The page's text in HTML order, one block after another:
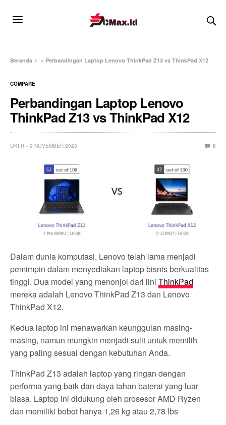
Beranda » Perbandingan Laptop Lenovo ThinkPad Z13 vs ThinkPad X12
COMPARE
Perbandingan Laptop Lenovo
ThinkPad Z13 vs ThinkPad X12
OKI R 9 NOVEMBER 2023 0
Dalam dunia komputasi, Lenovo telah lama menjadi
pemimpin dalam menyediakan laptop bisnis berkualitas
tinggi. Dua model yang menonjol dari liniThinkPad
mereka adalah Lenovo ThinkPad Z13 dan Lenovo
ThinkPad X12.
Kedua laptop ini menawarkan keunggulan masing-
masing, namun mungkin menjadi sulit untuk memilih
yang paling sesuai dengan kebutuhan Anda.
ThinkPad Z13 adalah laptop yang ringan dengan
performa yang baik dan daya tahan baterai yang luar
biasa. Laptop ini didukung oleh prosesor AMD Ryzen
dan memiliki bobot hanya 1,26 kg atau 2,78 lbs